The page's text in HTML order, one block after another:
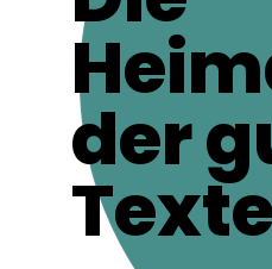
der
Texte